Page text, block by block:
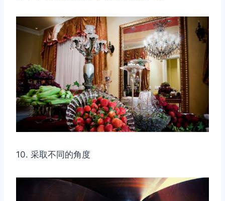
10. 采取不同的角度